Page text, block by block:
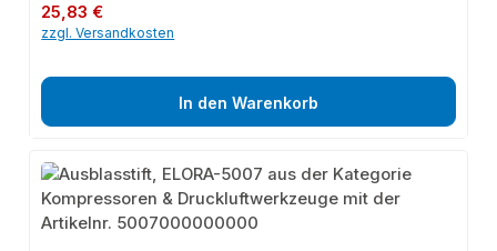
Regulärer Preis:
25,83 €
zzgl. Versandkosten
In den Warenkorb